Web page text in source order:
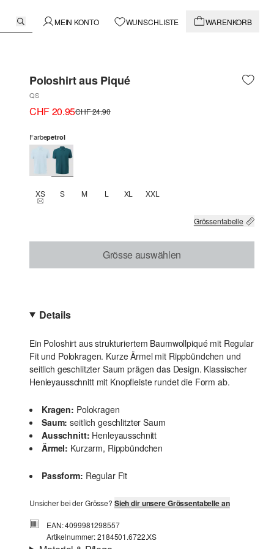
MEIN KONTO WUNSCHLISTE WARENKORB
Poloshirt aus Piqué
QS
CHF 20.95CHF 24.90
Farbepetrol
XSTHIS SIZE IS CURRENTLY OUT OF STOCK
S M L XL XXL
Grössentabelle
Grösse auswählen
Details
Ein Poloshirt aus strukturiertem Baumwollpiqué mit Regular
Fit und Polokragen. Kurze Ärmel mit Rippbündchen und
seitlich geschlitzter Saum prägen das Design. Klassischer
Henleyausschnitt mit Knopfleiste rundet die Form ab.
Kragen: Polokragen
Saum: seitlich geschlitzter Saum
Ausschnitt: Henleyausschnitt
Ärmel: Kurzarm, Rippbündchen
Passform: Regular Fit
Unsicher bei der Grösse? Sieh dir unsere Grössentabelle an
EAN: 4099981298557
Artikelnummer: 2184501.6722.XS